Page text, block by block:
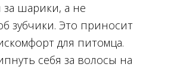
за шарики, а не
зубчики. Это приносит
для питомца.
себя за волосы на